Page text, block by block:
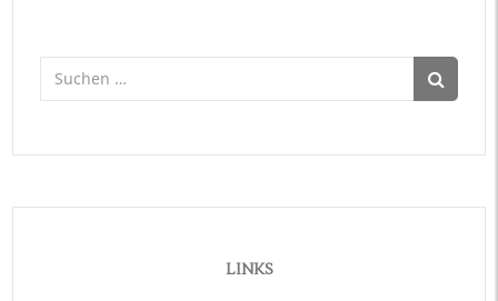
Suchen
nach:
LINKS